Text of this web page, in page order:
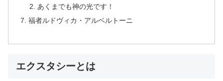
あくまでも神の光です！
福者ルドヴィカ・アルベルトーニ
エクスタシーとは